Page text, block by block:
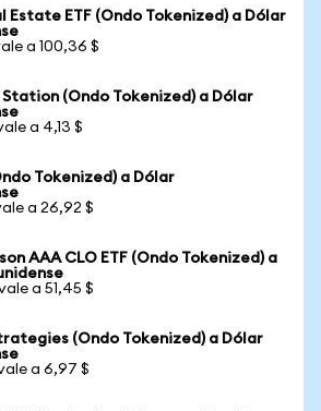
Estate ETF (Ondo Tokenized) a Dólar
a 100,36 $
Station (Ondo Tokenized) a Dólar
a 4,13 $
Tokenized) a Dólar
a 26,92 $
AAA CLO ETF (Ondo Tokenized) a
a 51,45 $
(Ondo Tokenized) a Dólar
a 6,97 $